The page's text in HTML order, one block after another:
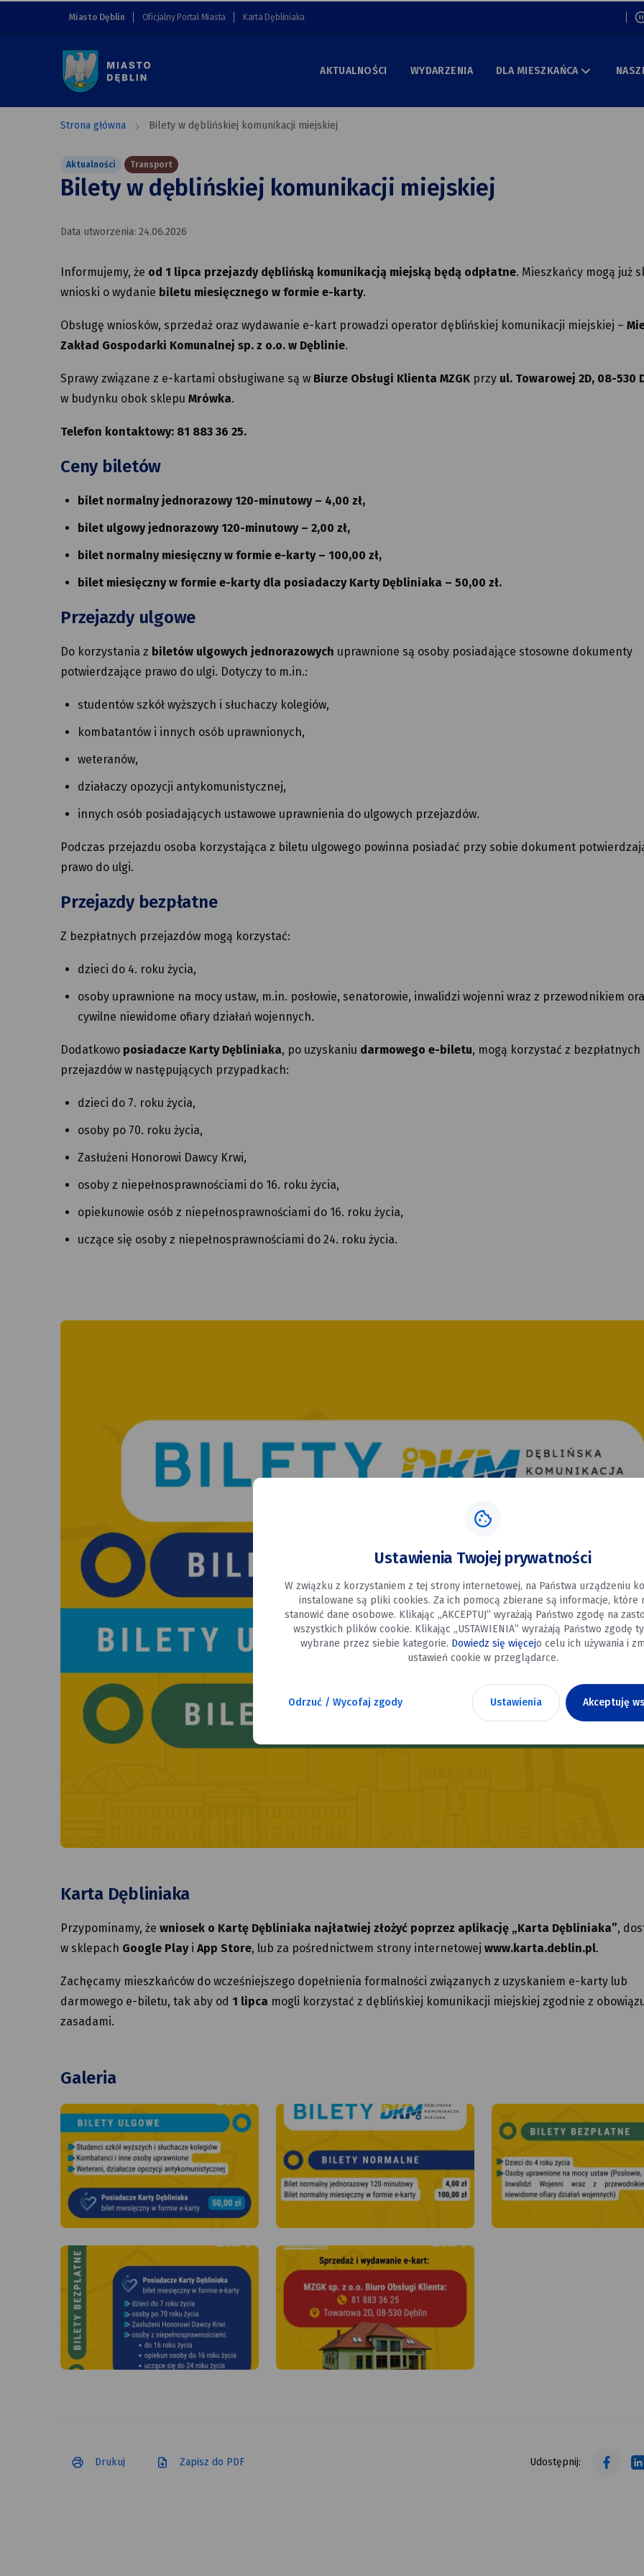
przejdź do nawigacji strony
przejdź do treści strony
przejdź do stopki strony
w dęblińskiej
komunikacji
miejskiej
Miasto Dęblin Oficjalny Portal Miasta Karta Dębliniaka
AKTUALNOŚCI WYDARZENIA DLA MIESZKAŃCA
Strona główna Bilety w dęblińskiej komunikacji miejskiej
Aktualności Transport
Bilety w dęblińskiej komunikacji miejskiej
Data utworzenia: 24.06.2026
Informujemy, że od 1 lipca przejazdy dęblińską komunikacją miejską będą odpłatne. Mieszkańcy mogą już
wnioski o wydanie biletu miesięcznego w formie e-karty.
Obsługę wniosków, sprzedaż oraz wydawanie e-kart prowadzi operator dęblińskiej komunikacji miejskiej –
Zakład Gospodarki Komunalnej sp. z o.o. w Dęblinie.
Sprawy związane z e-kartami obsługiwane są w Biurze Obsługi Klienta MZGK przy ul. Towarowej 2D, 08-530
w budynku obok sklepu Mrówka.
Telefon kontaktowy: 81 883 36 25.
Ceny biletów
bilet normalny jednorazowy 120-minutowy – 4,00 zł,
bilet ulgowy jednorazowy 120-minutowy – 2,00 zł,
bilet normalny miesięczny w formie e-karty – 100,00 zł,
bilet miesięczny w formie e-karty dla posiadaczy Karty Dębliniaka – 50,00 zł.
Przejazdy ulgowe
Do korzystania z biletów ulgowych jednorazowych uprawnione są osoby posiadające stosowne dokumenty
potwierdzające prawo do ulgi. Dotyczy to m.in.:
studentów szkół wyższych i słuchaczy kolegiów,
kombatantów i innych osób uprawnionych,
weteranów,
działaczy opozycji antykomunistycznej,
innych osób posiadających ustawowe uprawnienia do ulgowych przejazdów.
Podczas przejazdu osoba korzystająca z biletu ulgowego powinna posiadać przy sobie dokument
prawo do ulgi.
Przejazdy bezpłatne
Z bezpłatnych przejazdów mogą korzystać:
dzieci do 4. roku życia,
osoby uprawnione na mocy ustaw, m.in. posłowie, senatorowie, inwalidzi wojenni wraz z przewodnikiem
cywilne niewidome ofiary działań wojennych.
Dodatkowo posiadacze Karty Dębliniaka, po uzyskaniu darmowego e-biletu, mogą korzystać z bezpłatnych
przejazdów w następujących przypadkach:
dzieci do 7. roku życia,
osoby po 70. roku życia,
Zasłużeni Honorowi Dawcy Krwi,
osoby z niepełnosprawnościami do 16. roku życia,
opiekunowie osób z niepełnosprawnościami do 16. roku życia,
uczące się osoby z niepełnosprawnościami do 24. roku życia.
Karta Dębliniaka
Przypominamy, że wniosek o Kartę Dębliniaka najłatwiej złożyć poprzez aplikację „Karta Dębliniaka”,
w sklepach Google Playi App Store, lub za pośrednictwem strony internetowej www.karta.deblin.pl.
Zachęcamy mieszkańców do wcześniejszego dopełnienia formalności związanych z uzyskaniem e-karty lub
darmowego e-biletu, tak aby od 1 lipca mogli korzystać z dęblińskiej komunikacji miejskiej zgodnie z
zasadami.
Galeria
Drukuj Zapisz do PDF Udostępnij:
Ustawienia Twojej prywatności
W związku z korzystaniem z tej strony internetowej, na Państwa urządzeniu
instalowane są pliki cookies. Za ich pomocą zbierane są informacje, które
stanowić dane osobowe. Klikając „AKCEPTUJ” wyrażają Państwo zgodę na
wszystkich plików cookie. Klikając „USTAWIENIA” wyrażają Państwo zgodę
wybrane przez siebie kategorie. Dowiedz się więcejo celu ich używania i
ustawień cookie w przeglądarce.
Odrzuć / Wycofaj zgody Ustawienia Akceptuję